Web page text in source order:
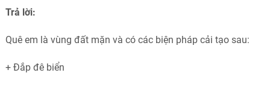
Trả lời:
Quê em là vùng đất mặn và có các biện pháp cải tạo sau:
+ Đắp đê biển